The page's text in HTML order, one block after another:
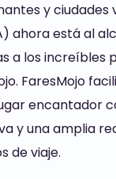
y ciudades
ahora está al
a los increíbles
FaresMojo
encantador
y una amplia
de viaje.